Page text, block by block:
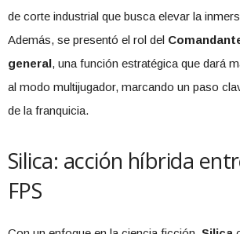
de corte industrial que busca elevar la
Además, se presentó el rol del
general, una función estratégica que dará
al modo multijugador, marcando un paso
de la franquicia.
Silica: acción híbrida
FPS